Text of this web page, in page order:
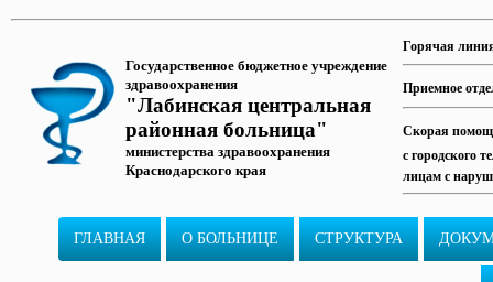
Государственное бюджетное учреждение
здравоохранения
"Лабинская центральная
районная больница"
министерства здравоохранения
Краснодарского края
Горячая
Приемное
Скорая
с городского
лицам с
ГЛАВНАЯ О БОЛЬНИЦЕ СТРУКТУРА